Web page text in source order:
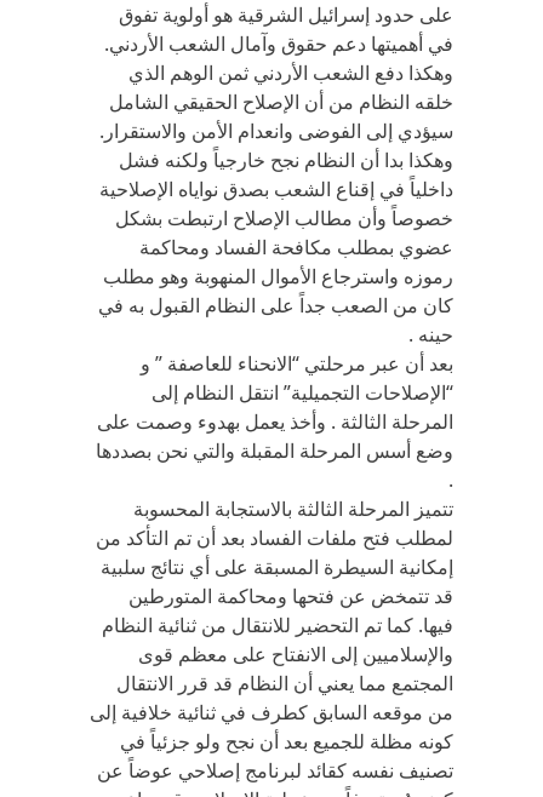
على حدود إسرائيل الشرقية هو أولوية تفوق
في أهميتها دعم حقوق وآمال الشعب الأردني.
وهكذا دفع الشعب الأردني ثمن الوهم الذي
خلقه النظام من أن الإصلاح الحقيقي الشامل
سيؤدي إلى الفوضى وانعدام الأمن والاستقرار.
وهكذا بدا أن النظام نجح خارجياً ولكنه فشل
داخلياً في إقناع الشعب بصدق نواياه الإصلاحية
خصوصاً وأن مطالب الإصلاح ارتبطت بشكل
عضوي بمطلب مكافحة الفساد ومحاكمة
رموزه واسترجاع الأموال المنهوبة وهو مطلب
كان من الصعب جداً على النظام القبول به في
حينه .
بعد أن عبر مرحلتي “الانحناء للعاصفة ” و
“الإصلاحات التجميلية” انتقل النظام إلى
المرحلة الثالثة . وأخذ يعمل بهدوء وصمت على
وضع أسس المرحلة المقبلة والتي نحن بصددها
.
تتميز المرحلة الثالثة بالاستجابة المحسوبة
لمطلب فتح ملفات الفساد بعد أن تم التأكد من
إمكانية السيطرة المسبقة على أي نتائج سلبية
قد تتمخض عن فتحها ومحاكمة المتورطين
فيها. كما تم التحضير للانتقال من ثنائية النظام
والإسلاميين إلى الانفتاح على معظم قوى
المجتمع مما يعني أن النظام قد قرر الانتقال
من موقعه السابق كطرف في ثنائية خلافية إلى
كونه مظلة للجميع بعد أن نجح ولو جزئياً في
تصنيف نفسه كقائد لبرنامج إصلاحي عوضاً عن